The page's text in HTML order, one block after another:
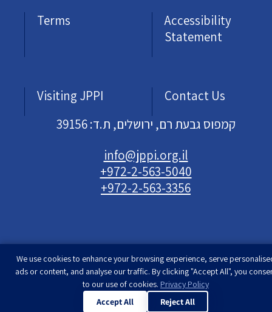
Terms
Accessibility
Statement
Visiting JPPI
Contact Us
קמפוס גבעת רם, ירושלים, ת.ד: 39156
info@jppi.org.il
+972-2-563-5040
+972-2-563-3356
Developed & designed byRimon Studio| The
Jewish People Policy Institute | All rights
reserved
We use cookies to enhance your browsing experience, serve
ads or content, and analyse our traffic. By clicking "Accept All", you
to our use of cookies. Privacy Policy
Accept All
Reject All